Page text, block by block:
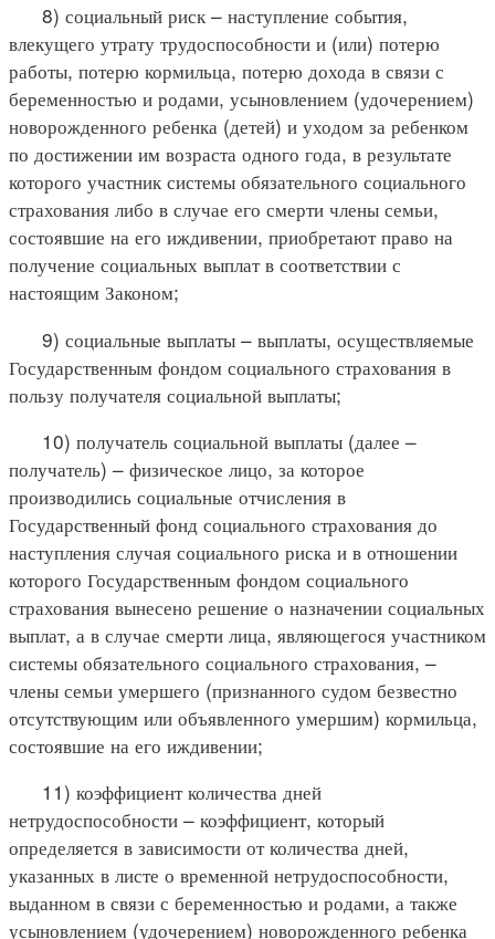
8) социальный риск – наступление события,
влекущего утрату трудоспособности и (или) потерю
работы, потерю кормильца, потерю дохода в связи с
беременностью и родами, усыновлением (удочерением)
новорожденного ребенка (детей) и уходом за ребенком
по достижении им возраста одного года, в результате
которого участник системы обязательного социального
страхования либо в случае его смерти члены семьи,
состоявшие на его иждивении, приобретают право на
получение социальных выплат в соответствии с
настоящим Законом;
9) социальные выплаты – выплаты, осуществляемые
Государственным фондом социального страхования в
пользу получателя социальной выплаты;
10) получатель социальной выплаты (далее –
получатель) – физическое лицо, за которое
производились социальные отчисления в
Государственный фонд социального страхования до
наступления случая социального риска и в отношении
которого Государственным фондом социального
страхования вынесено решение о назначении социальных
выплат, а в случае смерти лица, являющегося участником
системы обязательного социального страхования, –
члены семьи умершего (признанного судом безвестно
отсутствующим или объявленного умершим) кормильца,
состоявшие на его иждивении;
11) коэффициент количества дней
нетрудоспособности – коэффициент, который
определяется в зависимости от количества дней,
указанных в листе о временной нетрудоспособности,
выданном в связи с беременностью и родами, а также
усыновлением (удочерением) новорожденного ребенка